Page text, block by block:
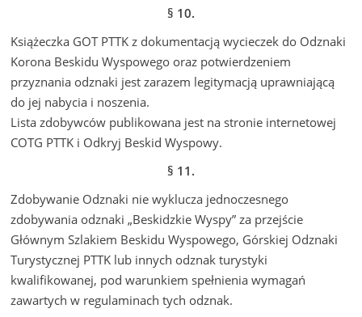
§ 10.
Książeczka GOT PTTK z dokumentacją wycieczek do Odznaki
Korona Beskidu Wyspowego oraz potwierdzeniem
przyznania odznaki jest zarazem legitymacją uprawniającą
do jej nabycia i noszenia.
Lista zdobywców publikowana jest na stronie internetowej
COTG PTTK i Odkryj Beskid Wyspowy.
§ 11.
Zdobywanie Odznaki nie wyklucza jednoczesnego
zdobywania odznaki „Beskidzkie Wyspy” za przejście
Głównym Szlakiem Beskidu Wyspowego, Górskiej Odznaki
Turystycznej PTTK lub innych odznak turystyki
kwalifikowanej, pod warunkiem spełnienia wymagań
zawartych w regulaminach tych odznak.